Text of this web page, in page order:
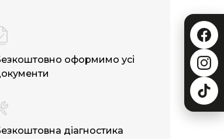
діагностика
оформимо усі